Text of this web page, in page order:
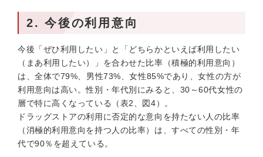
2. 今後の利用意向
今後「ぜひ利用したい」と「どちらかといえば利用したい
（まあ利用したい）」を合わせた比率（積極的利用意向）
は、全体で79%、男性73%、女性85%であり、女性の方が
利用意向は高い。性別・年代別にみると、30～60代女性の
層で特に高くなっている（表2、図4）。
ドラッグストアの利用に否定的な意向を持たない人の比率
（消極的利用意向を持つ人の比率）は、すべての性別・年
代で90％を超えている。